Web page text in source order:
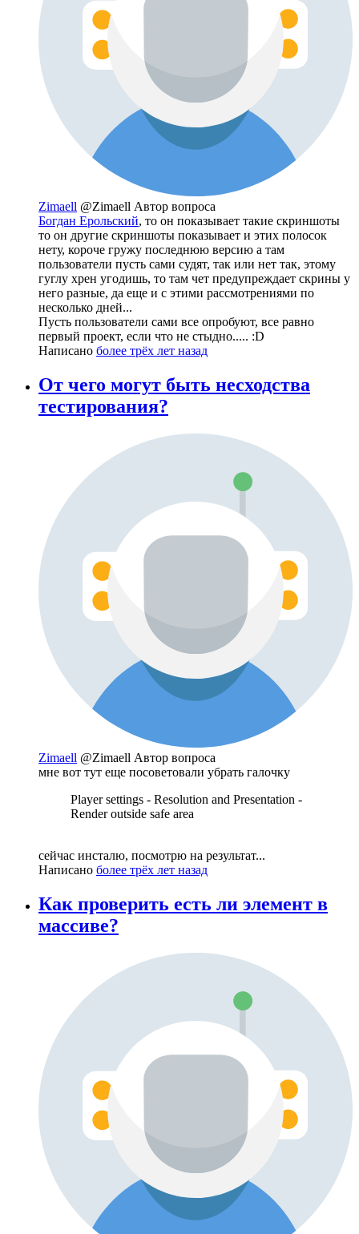
Zimaell @Zimaell Автор вопроса
Богдан Ерольский, то он показывает такие скриншоты
то он другие скриншоты показывает и этих полосок
нету, короче гружу последнюю версию а там
пользователи пусть сами судят, так или нет так, этому
гуглу хрен угодишь, то там чет предупреждает скрины у
него разные, да еще и с этими рассмотрениями по
несколько дней...
Пусть пользователи сами все опробуют, все равно
первый проект, если что не стыдно..... :D
Написано более трёх лет назад
От чего могут быть несходства
тестирования?
Zimaell @Zimaell Автор вопроса
мне вот тут еще посоветовали убрать галочку
Player settings - Resolution and Presentation -
Render outside safe area
сейчас инсталю, посмотрю на результат...
Написано более трёх лет назад
Как проверить есть ли элемент в
массиве?